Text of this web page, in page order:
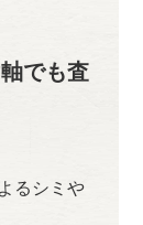
でも査
るシミや